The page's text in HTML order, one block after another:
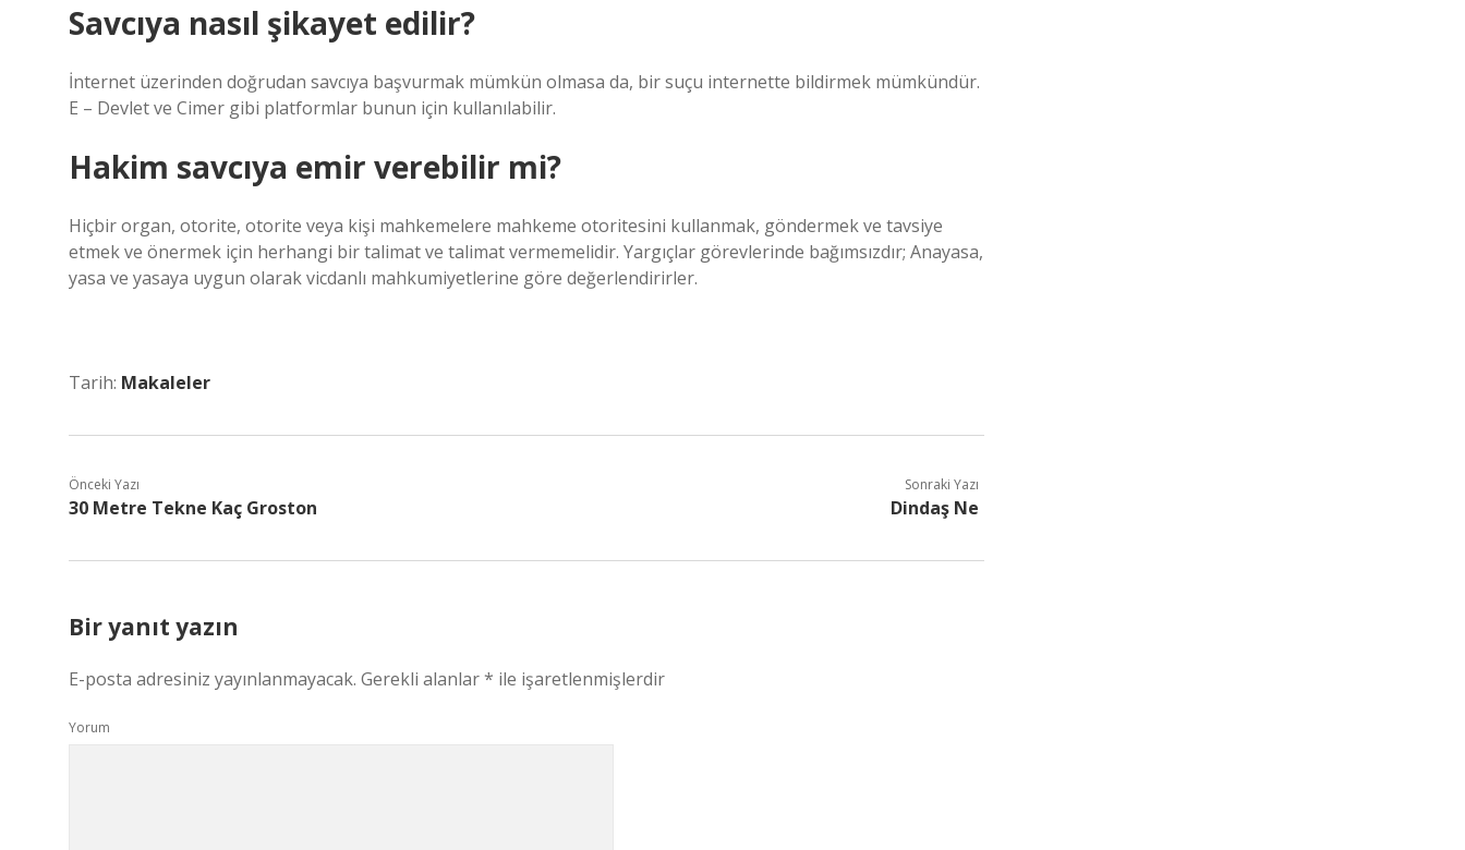
Savcıya nasıl şikayet edilir?
İnternet üzerinden doğrudan savcıya başvurmak mümkün olmasa da, bir suçu internette bildirmek mümkündür.
E – Devlet ve Cimer gibi platformlar bunun için kullanılabilir.
Hakim savcıya emir verebilir mi?
Hiçbir organ, otorite, otorite veya kişi mahkemelere mahkeme otoritesini kullanmak, göndermek ve tavsiye
etmek ve önermek için herhangi bir talimat ve talimat vermemelidir. Yargıçlar görevlerinde bağımsızdır; Anayasa,
yasa ve yasaya uygun olarak vicdanlı mahkumiyetlerine göre değerlendirirler.
Tarih: Makaleler
Önceki Yazı
30 Metre Tekne Kaç Groston
Sonraki Yazı
Dindaş Ne
Bir yanıt yazın
E-posta adresiniz yayınlanmayacak. Gerekli alanlar* ile işaretlenmişlerdir
Yorum